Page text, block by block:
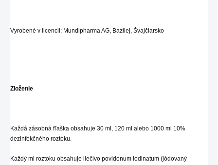
Vyrobené v licencii: Mundipharma AG, Bazilej, Švajčiarsko
Zloženie
Každá zásobná fľaška obsahuje 30 ml, 120 ml alebo 1000 ml 10%
dezinfekčného roztoku.
Každý ml roztoku obsahuje liečivo povidonum iodinatum (jódovaný